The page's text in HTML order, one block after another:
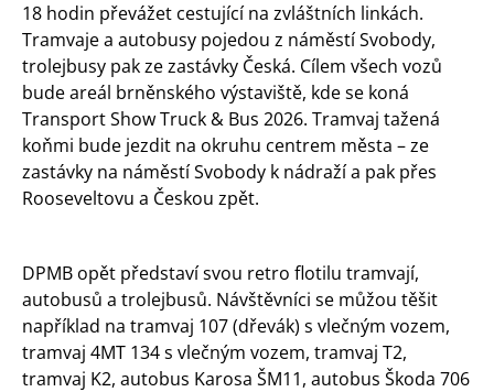
18 hodin převážet cestující na zvláštních linkách.
Tramvaje a autobusy pojedou z náměstí Svobody,
trolejbusy pak ze zastávky Česká. Cílem všech vozů
bude areál brněnského výstaviště, kde se koná
Transport Show Truck & Bus 2026. Tramvaj tažená
koňmi bude jezdit na okruhu centrem města – ze
zastávky na náměstí Svobody k nádraží a pak přes
Rooseveltovu a Českou zpět.
DPMB opět představí svou retro flotilu tramvají,
autobusů a trolejbusů. Návštěvníci se můžou těšit
například na tramvaj 107 (dřevák) s vlečným vozem,
tramvaj 4MT 134 s vlečným vozem, tramvaj T2,
tramvaj K2, autobus Karosa ŠM11, autobus Škoda 706